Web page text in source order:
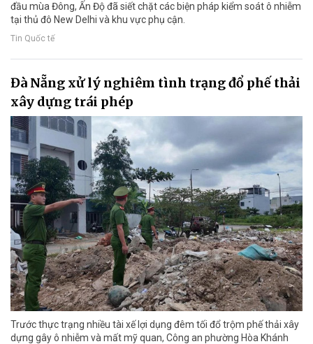
đầu mùa Đông, Ấn Độ đã siết chặt các biện pháp kiểm soát ô nhiễm
tại thủ đô New Delhi và khu vực phụ cận.
Tin Quốc tế
Đà Nẵng xử lý nghiêm tình trạng đổ phế thải
xây dựng trái phép
Trước thực trạng nhiều tài xế lợi dụng đêm tối đổ trộm phế thải xây
dựng gây ô nhiễm và mất mỹ quan, Công an phường Hòa Khánh